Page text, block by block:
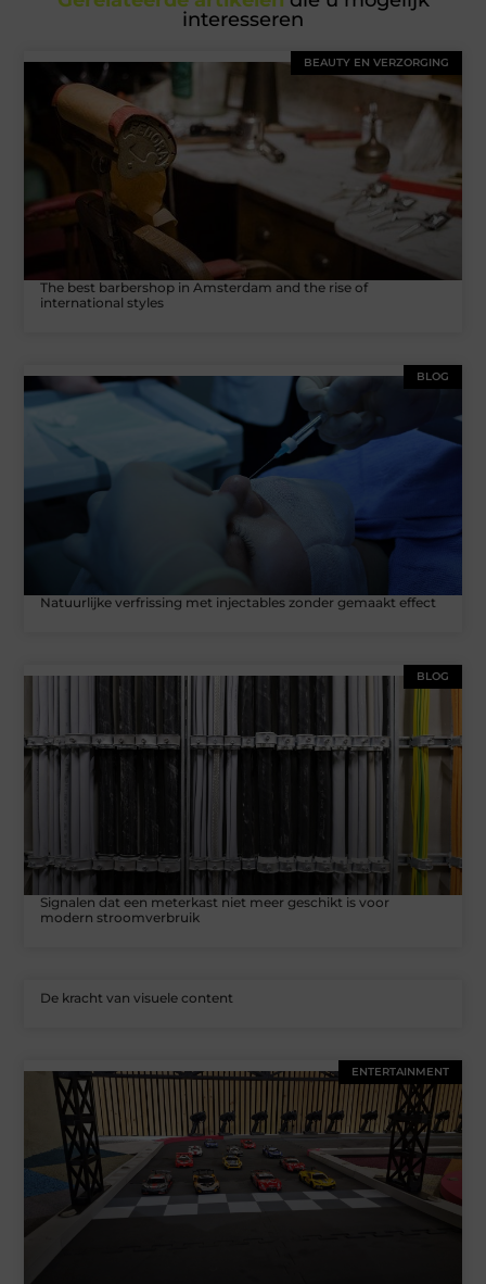
interesseren
BEAUTY EN VERZORGING
The best barbershop in Amsterdam and the rise of
international styles
BLOG
Natuurlijke verfrissing met injectables zonder gemaakt effect
BLOG
Signalen dat een meterkast niet meer geschikt is voor
modern stroomverbruik
De kracht van visuele content
ENTERTAINMENT